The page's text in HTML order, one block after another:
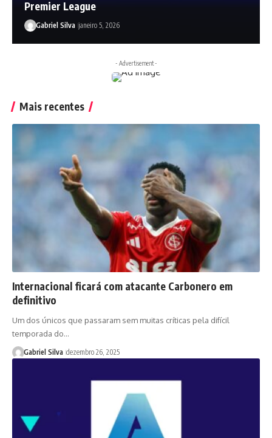
Premier League
Gabriel Silva janeiro 5, 2026
- Advertisement -
Mais recentes
Internacional ficará com atacante Carbonero em
definitivo
Um dos únicos que passaram sem muitas críticas pela difícil
temporada do…
Gabriel Silva dezembro 26, 2025